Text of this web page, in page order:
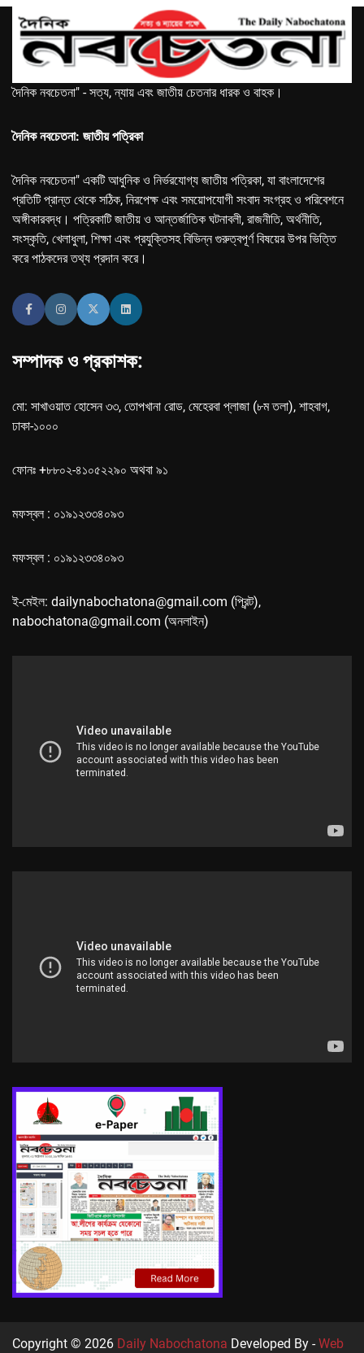
দৈনিক নবচেতনা" - সত্য, ন্যায় এবং জাতীয় চেতনার ধারক ও বাহক।
দৈনিক নবচেতনা: জাতীয় পত্রিকা
দৈনিক নবচেতনা" একটি আধুনিক ও নির্ভরযোগ্য জাতীয় পত্রিকা, যা বাংলাদেশের
প্রতিটি প্রান্ত থেকে সঠিক, নিরপেক্ষ এবং সময়োপযোগী সংবাদ সংগ্রহ ও পরিবেশনে
অঙ্গীকারবদ্ধ। পত্রিকাটি জাতীয় ও আন্তর্জাতিক ঘটনাবলী, রাজনীতি, অর্থনীতি,
সংস্কৃতি, খেলাধুলা, শিক্ষা এবং প্রযুক্তিসহ বিভিন্ন গুরুত্বপূর্ণ বিষয়ের উপর ভিত্তি
করে পাঠকদের তথ্য প্রদান করে।
সম্পাদক ও প্রকাশক:
মো: সাখাওয়াত হোসেন ৩৩, তোপখানা রোড, মেহেরবা প্লাজা (৮ম তলা), শাহবাগ,
ঢাকা-১০০০
ফোনঃ +৮৮০২-৪১০৫২২৯০ অথবা ৯১
মফস্বল : ০১৯১২৩৩৪০৯৩
মফস্বল : ০১৯১২৩৩৪০৯৩
ই-মেইল: dailynabochatona@gmail.com (প্রিন্ট),
nabochatona@gmail.com (অনলাইন)
Copyright © 2026 Daily Nabochatona Developed By -Web